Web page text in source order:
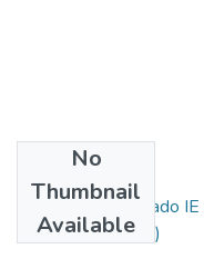
No
Thumbnail
Available
1. Proyecto de grado
Final.pdf(1.61 MB)